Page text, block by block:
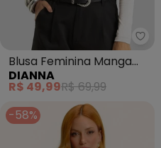
Blusa Feminina Manga
Longa em Cotton Leve
(Bege)
DIANNA
R$ 49,99R$ 69,99
-58%